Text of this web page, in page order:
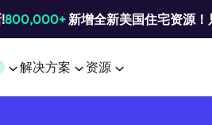
800,000+新增全新美国住宅资源！
解决方案 资源